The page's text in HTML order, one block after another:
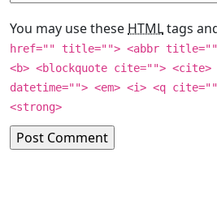
You may use these HTMLtags
href="" title=""> <abbr
<b> <blockquote cite=""> <cite>
datetime=""> <em> <i> <q
<strong>